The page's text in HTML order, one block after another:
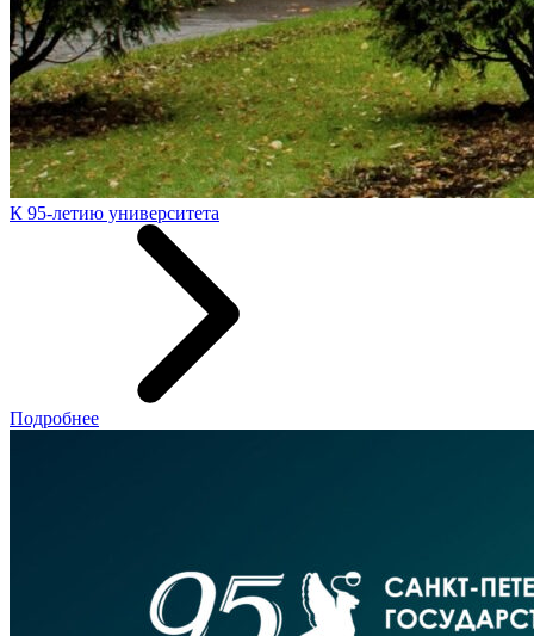
К 95-летию университета
Подробнее